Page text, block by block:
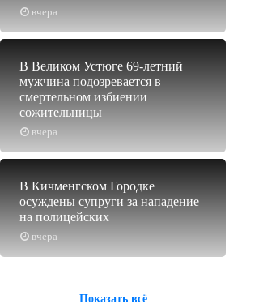
вчера
вчера
В Великом Устюге 69-летний
мужчина подозревается в
смертельном избиении
сожительницы
вчера
В Кичменгском Городке
осуждены супруги за нападение
на полицейских
Показать всё